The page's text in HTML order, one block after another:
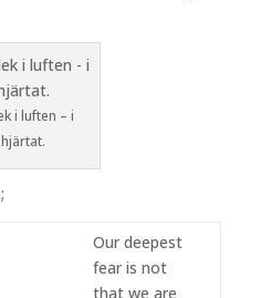
i luften – i
hjärtat.
Our deepest
fear is not
that we are